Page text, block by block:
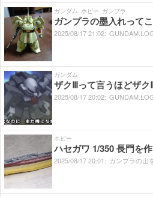
ガンダム ホビー ガンプラ
ガンプラの墨入れって
2025/08/1721:02:
ガンダム
ザクⅢって言うほどザク
2025/08/1720:02:
ホビー
ハセガワ 1/350 長門を
2025/08/1720:01: ガンプラの山